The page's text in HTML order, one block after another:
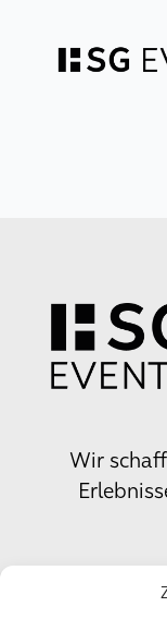
springen
Wir